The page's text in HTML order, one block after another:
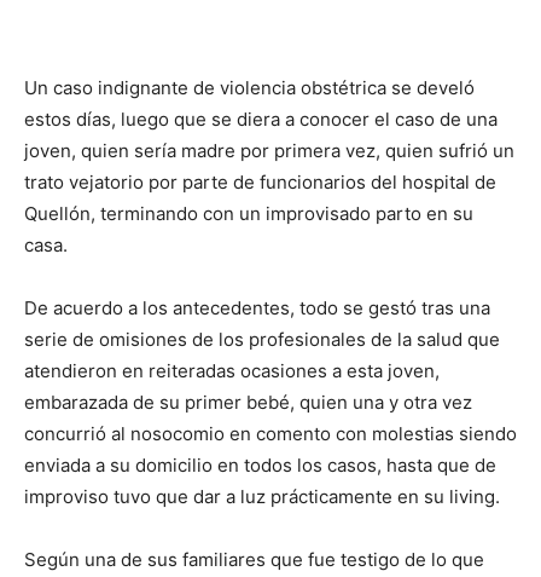
Un caso indignante de violencia obstétrica se develó
estos días, luego que se diera a conocer el caso de una
joven, quien sería madre por primera vez, quien sufrió un
trato vejatorio por parte de funcionarios del hospital de
Quellón, terminando con un improvisado parto en su
casa.
De acuerdo a los antecedentes, todo se gestó tras una
serie de omisiones de los profesionales de la salud que
atendieron en reiteradas ocasiones a esta joven,
embarazada de su primer bebé, quien una y otra vez
concurrió al nosocomio en comento con molestias siendo
enviada a su domicilio en todos los casos, hasta que de
improviso tuvo que dar a luz prácticamente en su living.
Según una de sus familiares que fue testigo de lo que